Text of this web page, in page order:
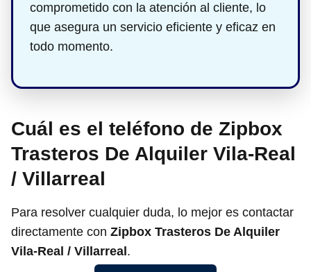
comprometido con la atención al cliente, lo
que asegura un servicio eficiente y eficaz en
todo momento.
Cuál es el teléfono de Zipbox
Trasteros De Alquiler Vila-Real
/ Villarreal
Para resolver cualquier duda, lo mejor es contactar
directamente con Zipbox Trasteros De Alquiler
Vila-Real / Villarreal .